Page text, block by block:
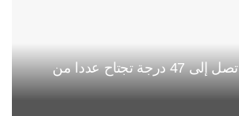
موجة حر شديدة تصل إلى 47 درجة تجتاح عددا من